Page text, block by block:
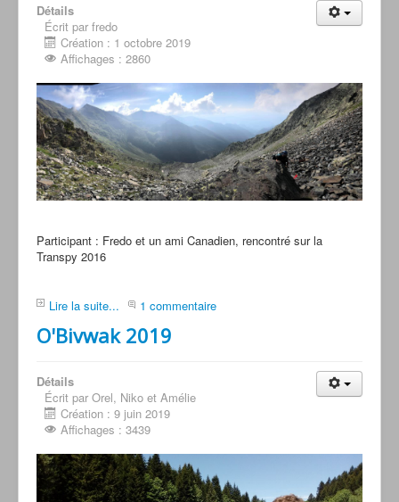
Détails
Écrit par fredo
Création : 1 octobre 2019
Affichages : 2860
Participant : Fredo et un ami Canadien, rencontré sur la
Transpy 2016
Lire la suite... 1 commentaire
O'Bivwak 2019
Détails
Écrit par Orel, Niko et Amélie
Création : 9 juin 2019
Affichages : 3439